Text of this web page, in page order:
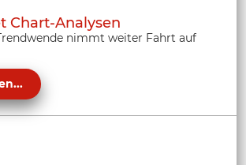
Chart-Analysen
nimmt weiter Fahrt auf